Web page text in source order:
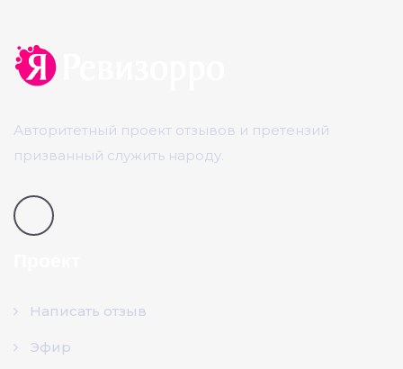
Авторитетный проект отзывов и претензий
призванный служить народу.
Написать отзыв
Эфир